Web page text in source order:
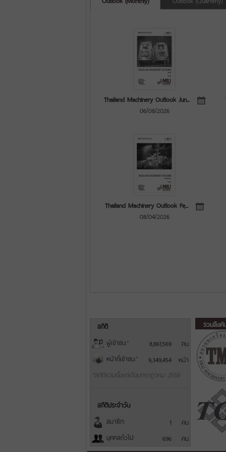
Thailand Machinery Outlook Jun...
06/08/2026
Thailand Machinery Outlook Feฺ...
08/04/2026
สถิติ
ผู้เข้าชม:* 8,861,569
คน
หน้าที่เข้าชม:* 9,349,454
หน้า
*สถิติรวมตั้งแต่เดือนกรกฎาคม 2558
สถิติประจำวัน
สมาชิก:
1
คน
บุคคลทั่วไป:
696 คน
รวมลิงค์